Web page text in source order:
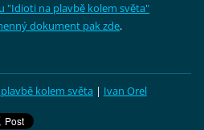
"Idioti na plavbě kolem světa"
dokument pak zde.
kolem světa | Ivan Orel